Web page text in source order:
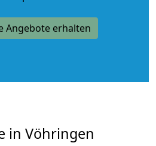
Angebote erhalten
in Vöhringen